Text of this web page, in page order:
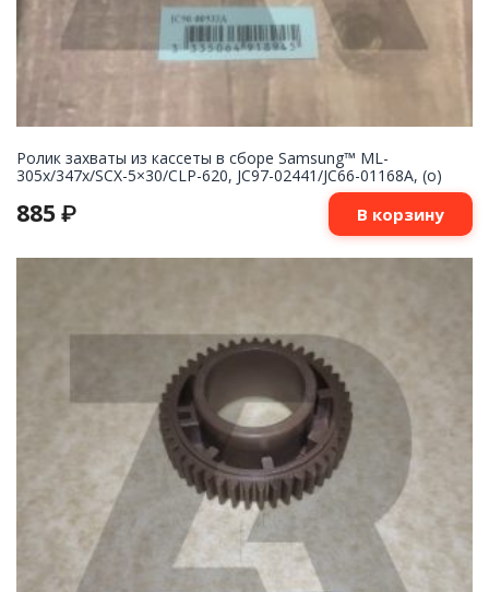
Ролик захваты из кассеты в сборе Samsung™ ML-
305x/347x/SCX-5×30/CLP-620, JC97-02441/JC66-01168A, (o)
885 ₽ В корзину